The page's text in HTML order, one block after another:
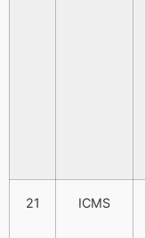
21 ICMS